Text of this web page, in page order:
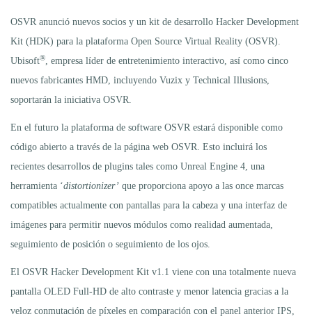
OSVR anunció nuevos socios y un kit de desarrollo Hacker Development
Kit (HDK) para la plataforma Open Source Virtual Reality (OSVR).
Ubisoft®
, empresa líder de entretenimiento interactivo, así como cinco
nuevos fabricantes HMD, incluyendo Vuzix y Technical Illusions,
soportarán la iniciativa OSVR.
En el futuro la plataforma de software OSVR estará disponible como
código abierto a través de la página web OSVR. Esto incluirá los
recientes desarrollos de plugins tales como Unreal Engine 4, una
herramienta ‘distortionizer’ que proporciona apoyo a las once marcas
compatibles actualmente con pantallas para la cabeza y una interfaz de
imágenes para permitir nuevos módulos como realidad aumentada,
seguimiento de posición o seguimiento de los ojos.
El OSVR Hacker Development Kit v1.1 viene con una totalmente nueva
pantalla OLED Full-HD de alto contraste y menor latencia gracias a la
veloz conmutación de píxeles en comparación con el panel anterior IPS,